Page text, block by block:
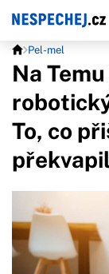
Pel-mel
Na
To, co